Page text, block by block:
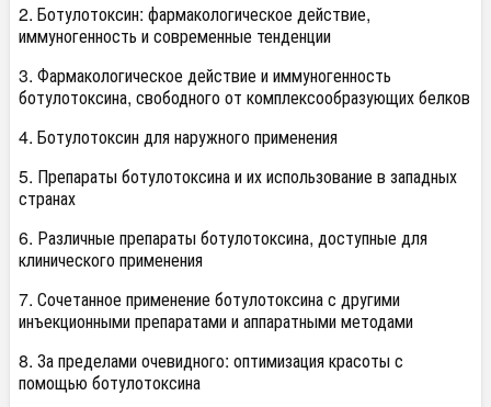
2. Ботулотоксин: фармакологическое действие,
иммуногенность и современные тенденции
3. Фармакологическое действие и иммуногенность
ботулотоксина, свободного от комплексообразующих белков
4. Ботулотоксин для наружного применения
5. Препараты ботулотоксина и их использование в западных
странах
6. Различные препараты ботулотоксина, доступные для
клинического применения
7. Сочетанное применение ботулотоксина с другими
инъекционными препаратами и аппаратными методами
8. За пределами очевидного: оптимизация красоты с
помощью ботулотоксина